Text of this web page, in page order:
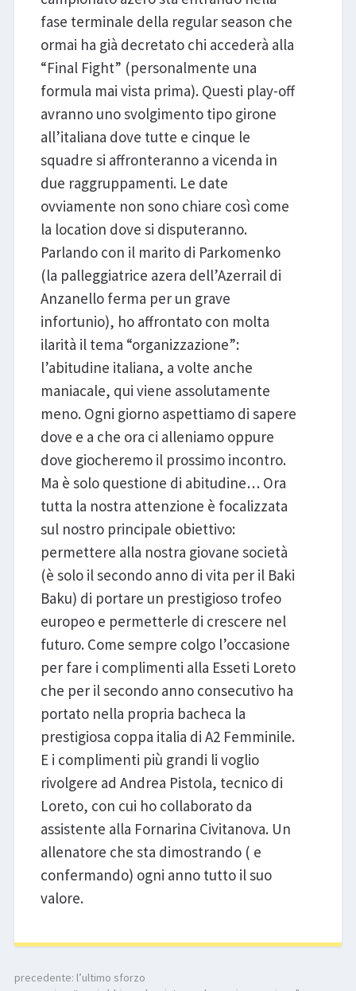
fase terminale della regular season che
ormai ha già decretato chi accederà alla
“Final Fight” (personalmente una
formula mai vista prima). Questi play-off
avranno uno svolgimento tipo girone
all’italiana dove tutte e cinque le
squadre si affronteranno a vicenda in
due raggruppamenti. Le date
ovviamente non sono chiare così come
la location dove si disputeranno.
Parlando con il marito di Parkomenko
(la palleggiatrice azera dell’Azerrail di
Anzanello ferma per un grave
infortunio), ho affrontato con molta
ilarità il tema “organizzazione”:
l’abitudine italiana, a volte anche
maniacale, qui viene assolutamente
meno. Ogni giorno aspettiamo di sapere
dove e a che ora ci alleniamo oppure
dove giocheremo il prossimo incontro.
Ma è solo questione di abitudine… Ora
tutta la nostra attenzione è focalizzata
sul nostro principale obiettivo:
permettere alla nostra giovane società
(è solo il secondo anno di vita per il Baki
Baku) di portare un prestigioso trofeo
europeo e permetterle di crescere nel
futuro. Come sempre colgo l’occasione
per fare i complimenti alla Esseti Loreto
che per il secondo anno consecutivo ha
portato nella propria bacheca la
prestigiosa coppa italia di A2 Femminile.
E i complimenti più grandi li voglio
rivolgere ad Andrea Pistola, tecnico di
Loreto, con cui ho collaborato da
assistente alla Fornarina Civitanova. Un
allenatore che sta dimostrando ( e
confermando) ogni anno tutto il suo
valore.
precedente: l’ultimo sforzo